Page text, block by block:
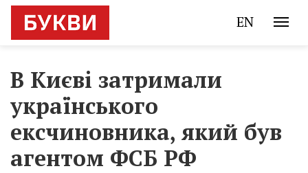
EN
В Києві затримали
українського
ексчиновника, який був
агентом ФСБ РФ